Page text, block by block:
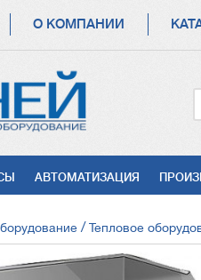
О КОМПАНИИ
АВТОМАТИЗАЦИЯ
Тепловое